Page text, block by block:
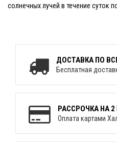
солнечных лучей в течение суток
ДОСТАВКА ПО
Бесплатная
РАССРОЧКА НА
Оплата картами